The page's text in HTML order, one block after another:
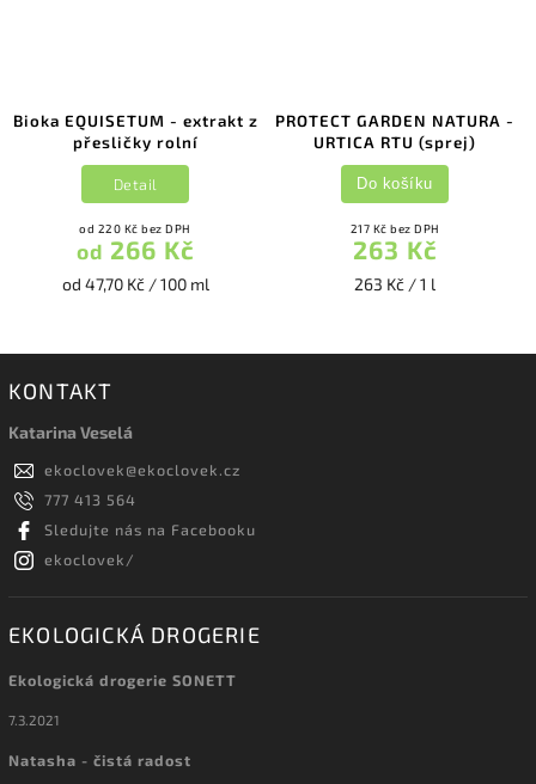
Bioka EQUISETUM - extrakt z
přesličky rolní
od 220 Kč bez DPH
od 266 Kč
od 47,70 Kč / 100 ml
Detail
PROTECT GARDEN NATURA -
URTICA RTU (sprej)
217 Kč bez DPH
263 Kč
263 Kč / 1 l
Do košíku
KONTAKT
Katarina Veselá
ekoclovek@ekoclovek.cz
777 413 564
Sledujte nás na Facebooku
ekoclovek/
EKOLOGICKÁ DROGERIE
Ekologická drogerie SONETT
7.3.2021
Natasha - čistá radost